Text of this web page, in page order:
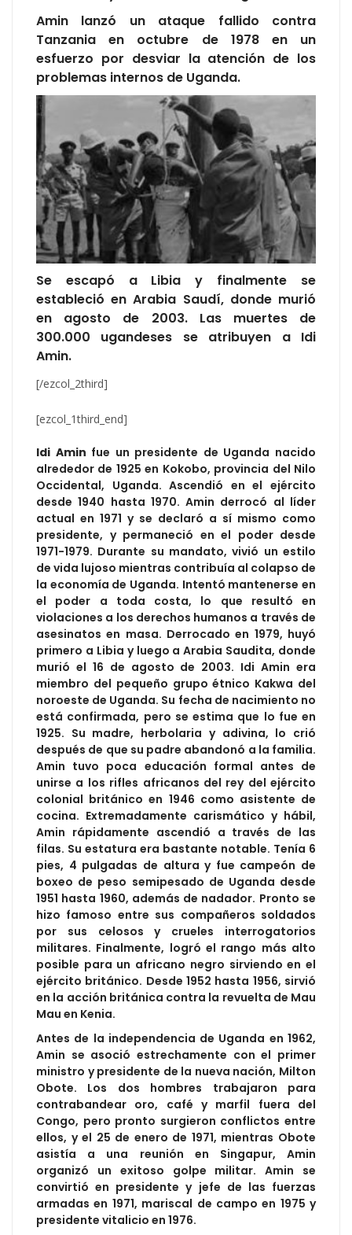
Amin lanzó un ataque fallido contra
Tanzania en octubre de 1978 en un
esfuerzo por desviar la atención de los
problemas internos de Uganda.
Se escapó a Libia y finalmente se
estableció en Arabia Saudí, donde murió
en agosto de 2003. Las muertes de
300.000 ugandeses se atribuyen a Idi
Amin.
[/ezcol_2third]
[ezcol_1third_end]
Idi Amin fue un presidente de Uganda nacido
alrededor de 1925 en Kokobo, provincia del Nilo
Occidental, Uganda. Ascendió en el ejército
desde 1940 hasta 1970. Amin derrocó al líder
actual en 1971 y se declaró a sí mismo como
presidente, y permaneció en el poder desde
1971-1979. Durante su mandato, vivió un estilo
de vida lujoso mientras contribuía al colapso de
la economía de Uganda. Intentó mantenerse en
el poder a toda costa, lo que resultó en
violaciones a los derechos humanos a través de
asesinatos en masa. Derrocado en 1979, huyó
primero a Libia y luego a Arabia Saudita, donde
murió el 16 de agosto de 2003. Idi Amin era
miembro del pequeño grupo étnico Kakwa del
noroeste de Uganda. Su fecha de nacimiento no
está confirmada, pero se estima que lo fue en
1925. Su madre, herbolaria y adivina, lo crió
después de que su padre abandonó a la familia.
Amin tuvo poca educación formal antes de
unirse a los rifles africanos del rey del ejército
colonial británico en 1946 como asistente de
cocina. Extremadamente carismático y hábil,
Amin rápidamente ascendió a través de las
filas. Su estatura era bastante notable. Tenía 6
pies, 4 pulgadas de altura y fue campeón de
boxeo de peso semipesado de Uganda desde
1951 hasta 1960, además de nadador. Pronto se
hizo famoso entre sus compañeros soldados
por sus celosos y crueles interrogatorios
militares. Finalmente, logró el rango más alto
posible para un africano negro sirviendo en el
ejército británico. Desde 1952 hasta 1956, sirvió
en la acción británica contra la revuelta de Mau
Mau en Kenia.
Antes de la independencia de Uganda en 1962,
Amin se asoció estrechamente con el primer
ministro y presidente de la nueva nación, Milton
Obote. Los dos hombres trabajaron para
contrabandear oro, café y marfil fuera del
Congo, pero pronto surgieron conflictos entre
ellos, y el 25 de enero de 1971, mientras Obote
asistía a una reunión en Singapur, Amin
organizó un exitoso golpe militar. Amin se
convirtió en presidente y jefe de las fuerzas
armadas en 1971, mariscal de campo en 1975 y
presidente vitalicio en 1976.